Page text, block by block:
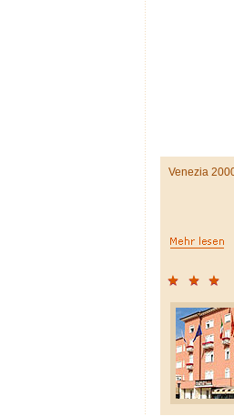
Venezia